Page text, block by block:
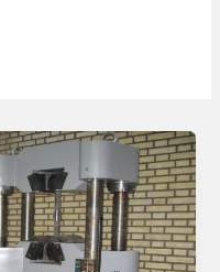
الزامات
استاندارد
ملی
12723